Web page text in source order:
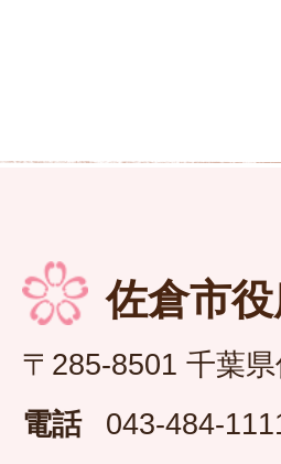
佐倉市
〒285-8501 千葉
電話
043-484-